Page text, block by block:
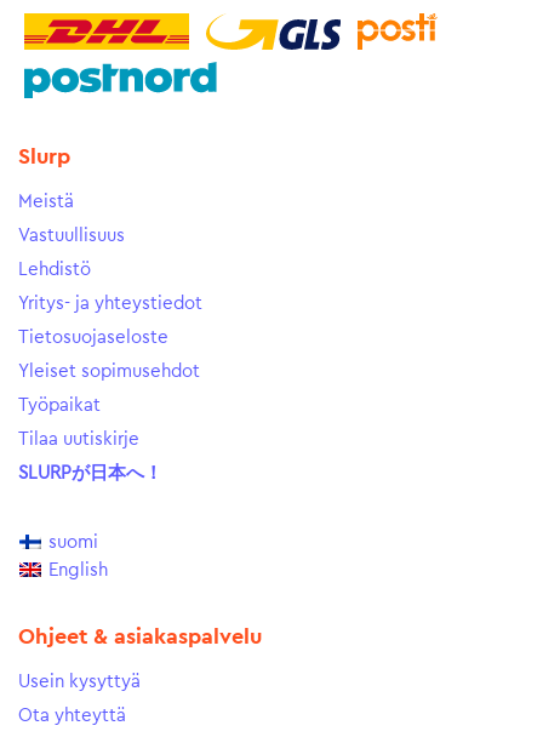
Slurp
Meistä
Vastuullisuus
Lehdistö
Yritys- ja yhteystiedot
Tietosuojaseloste
Yleiset sopimusehdot
Työpaikat
Tilaa uutiskirje
SLURPが日本へ！
suomi
English
Ohjeet & asiakaspalvelu
Usein kysyttyä
Ota yhteyttä